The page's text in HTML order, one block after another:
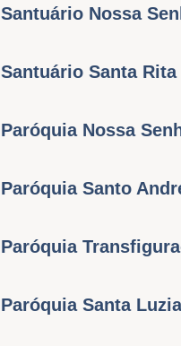
Santuário Nossa
Santuário Santa Rita
Paróquia Nossa
Paróquia Santo
Paróquia
Paróquia Santa